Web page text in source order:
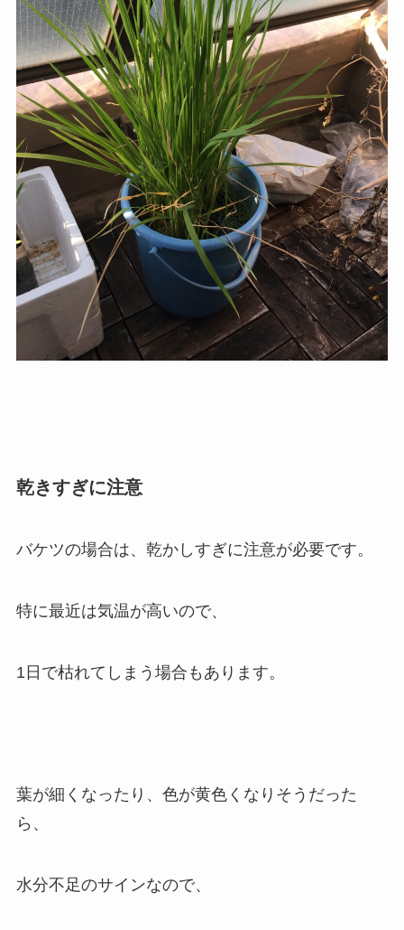
乾きすぎに注意
バケツの場合は、乾かしすぎに注意が必要です。
特に最近は気温が高いので、
1日で枯れてしまう場合もあります。
葉が細くなったり、色が黄色くなりそうだった
ら、
水分不足のサインなので、